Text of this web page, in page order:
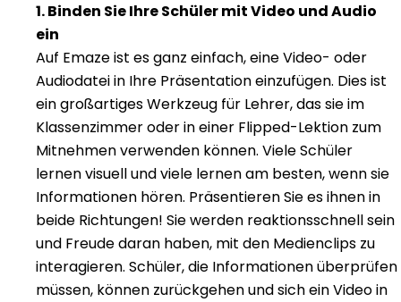
1. Binden Sie Ihre Schüler mit Video und Audio
ein
Auf Emaze ist es ganz einfach, eine Video- oder
Audiodatei in Ihre Präsentation einzufügen. Dies ist
ein großartiges Werkzeug für Lehrer, das sie im
Klassenzimmer oder in einer Flipped-Lektion zum
Mitnehmen verwenden können. Viele Schüler
lernen visuell und viele lernen am besten, wenn sie
Informationen hören. Präsentieren Sie es ihnen in
beide Richtungen! Sie werden reaktionsschnell sein
und Freude daran haben, mit den Medienclips zu
interagieren. Schüler, die Informationen überprüfen
müssen, können zurückgehen und sich ein Video in